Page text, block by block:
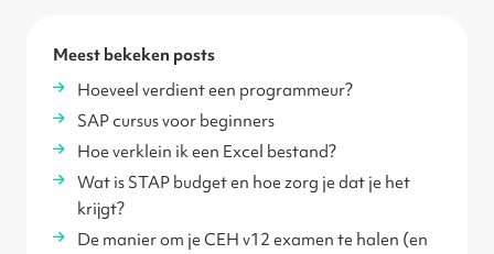
Meest bekeken posts
Hoeveel verdient een programmeur?
SAP cursus voor beginners
Hoe verklein ik een Excel bestand?
Wat is STAP budget en hoe zorg je dat je het
krijgt?
De manier om je CEH v12 examen te halen (en